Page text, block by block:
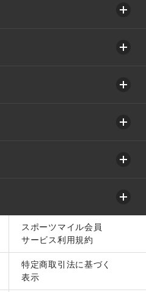
スポーツマイル会員
サービス利用規約
特定商取引法に基づく
表示